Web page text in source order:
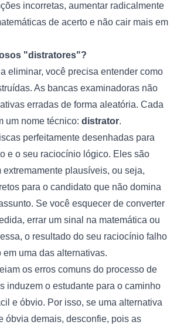
incorretas, aumentar radicalmente
de acerto e não cair mais em
"distratores"?
eliminar, você precisa entender como
As bancas examinadoras não
erradas de forma aleatória. Cada
um nome técnico: distrator.
perfeitamente desenhadas para
e o seu raciocínio lógico. Eles são
extremamente plausíveis, ou seja,
para o candidato que não domina
Se você esquecer de converter
errar um sinal na matemática ou
o resultado do seu raciocínio falho
uma das alternativas.
os erros comuns do processo de
induzem o estudante para o caminho
e óbvio. Por isso, se uma alternativa
óbvia demais, desconfie, pois as